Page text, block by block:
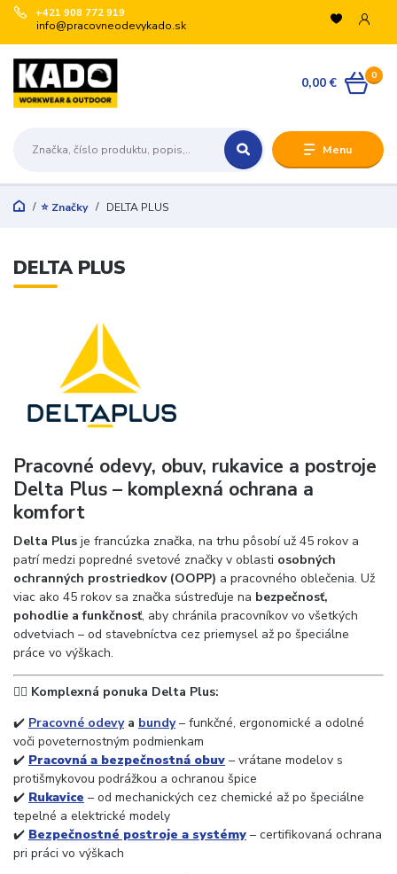
Menu
+421 908 772 919
info@pracovneodevykado.sk
0
0,00 €
⭐ Značky DELTA PLUS
DELTA PLUS
Pracovné odevy, obuv, rukavice a postroje
Delta Plus – komplexná ochrana a
komfort
Delta Plus je francúzka značka, na trhu pôsobí už 45 rokov a
patrí medzi popredné svetové značky v oblasti osobných
ochranných prostriedkov (OOPP) a pracovného oblečenia. Už
viac ako 45 rokov sa značka sústreďuje na bezpečnosť,
pohodlie a funkčnosť, aby chránila pracovníkov vo všetkých
odvetviach – od stavebníctva cez priemysel až po špeciálne
práce vo výškach.
👷‍♂️ Komplexná ponuka Delta Plus:
✔️ Pracovné odevya bundy– funkčné, ergonomické a odolné
voči poveternostným podmienkam
✔️ Pracovná a bezpečnostná obuv – vrátane modelov s
protišmykovou podrážkou a ochranou špice
✔️ Rukavice – od mechanických cez chemické až po špeciálne
tepelné a elektrické modely
✔️ Bezpečnostné postroje a systémy – certifikovaná ochrana
pri práci vo výškach
VYUŽITE ZĽAVY
🏷️ -10 % pre registrovaných na vybrané značky
(ARTRA, ARDON, VM, BENNON, ATG, B-WELL, GIBLOR’S
🛒 Množstevné zľavy v košíku:
€200 → -5 %
€500 → -10 %
€1 000 → -15 %